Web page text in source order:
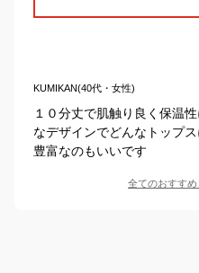
KUMIKAN(40代・女性)
１０分丈で肌触り良く保温
なデザインでどんなトップ
豊富なのもいいです
全てのおすすめ